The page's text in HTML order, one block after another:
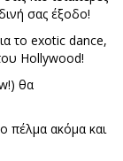
σας έξοδο!
το exotic dance,
Hollywood!
θα
πέλμα ακόμα και